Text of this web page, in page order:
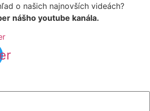
o našich najnovších videách?
nášho youtube kanála.